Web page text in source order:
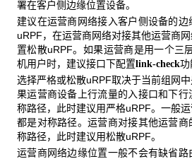
署在客户侧边缘位置设备。
建议在运营商网络接入客户侧设备的
uRPF，在运营商网络对接其他运营商
置松散uRPF。如果运营商是用一个三
机用户时，建议接口下配置link-check功
选择严格或松散uRPF取决于当前组网
果运营商设备上行流量的入接口和下
称路径，此时建议用严格uRPF。一般
都是对称路径。运营商对接其他运营
称路径，此时建议用松散uRPF。
运营商网络边缘位置一般不会有缺省路